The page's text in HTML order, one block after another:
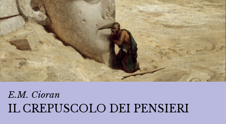
E.M. Cioran
IL CREPUSCOLO DEI PENSIERI